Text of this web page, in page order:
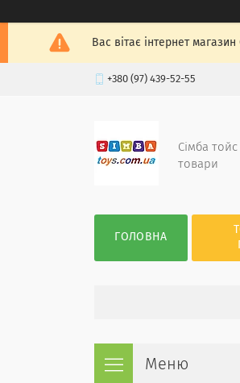
Вас вітає інтернет
+380 (97) 439-52-55
Сімба
товари
ГОЛОВНА